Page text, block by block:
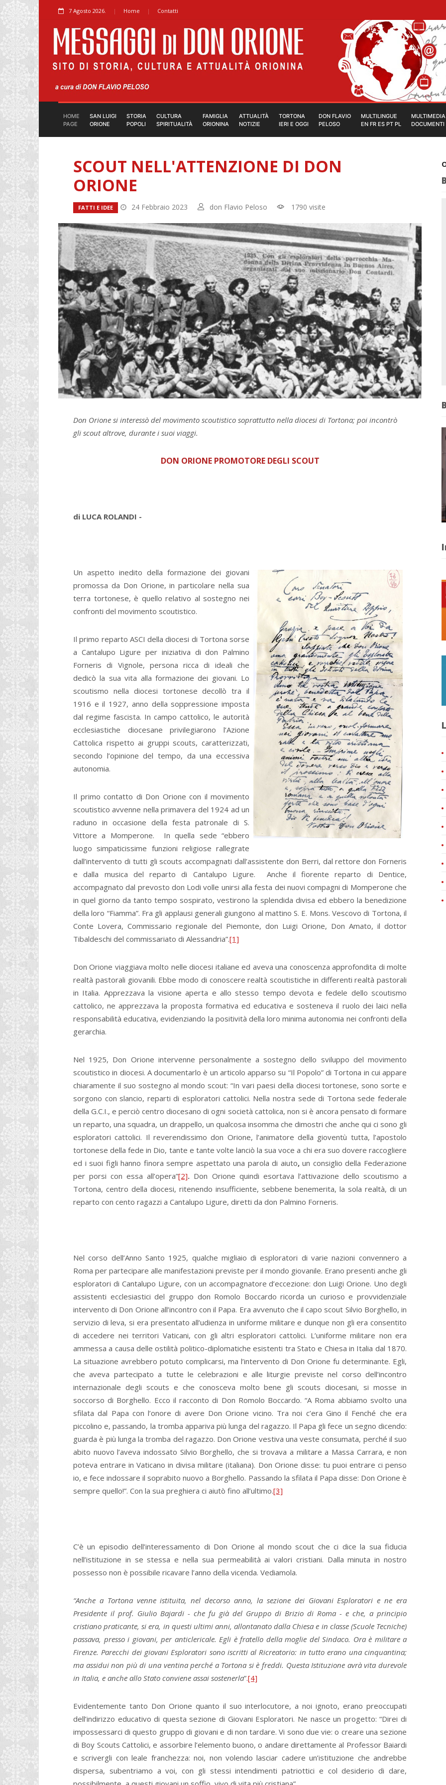
7 Agosto 2026. Home Contatti
HOME
PAGE
SAN LUIGI
ORIONE
STORIA
POPOLI
CULTURA
SPIRITUALITÀ
FAMIGLIA
ORIONINA
ATTUALITÀ
NOTIZIE
TORTONA
IERI E OGGI
DON FLAVIO
PELOSO
MULTILINGUE
EN FR ES PT PL
MULTIMEDIA
DOCUMENTI
SCOUT NELL'ATTENZIONE DI DON
ORIONE
FATTI E IDEE 24 Febbraio 2023 don Flavio Peloso 1790 visite
Don Orione si interessò del movimento scoutistico soprattutto nella diocesi di Tortona; poi incontrò
gli scout altrove, durante i suoi viaggi.
DON ORIONE PROMOTORE DEGLI SCOUT
di LUCA ROLANDI -
Un aspetto inedito della formazione dei giovani
promossa da Don Orione, in particolare nella sua
terra tortonese, è quello relativo al sostegno nei
confronti del movimento scoutistico.
Il primo reparto ASCI della diocesi di Tortona sorse
a Cantalupo Ligure per iniziativa di don Palmino
Forneris di Vignole, persona ricca di ideali che
dedicò la sua vita alla formazione dei giovani. Lo
scoutismo nella diocesi tortonese decollò tra il
1916 e il 1927, anno della soppressione imposta
dal regime fascista. In campo cattolico, le autorità
ecclesiastiche diocesane privilegiarono l’Azione
Cattolica rispetto ai gruppi scouts, caratterizzati,
secondo l’opinione del tempo, da una eccessiva
autonomia.
Il primo contatto di Don Orione con il movimento
scoutistico avvenne nella primavera del 1924 ad un
raduno in occasione della festa patronale di S.
Vittore a Momperone. In quella sede “ebbero
luogo simpaticissime funzioni religiose rallegrate
dall’intervento di tutti gli scouts accompagnati dall’assistente don Berri, dal rettore don Forneris
e dalla musica del reparto di Cantalupo Ligure. Anche il fiorente reparto di Dentice,
accompagnato dal prevosto don Lodi volle unirsi alla festa dei nuovi compagni di Momperone che
in quel giorno da tanto tempo sospirato, vestirono la splendida divisa ed ebbero la benedizione
della loro “Fiamma”. Fra gli applausi generali giungono al mattino S. E. Mons. Vescovo di Tortona, il
Conte Lovera, Commissario regionale del Piemonte, don Luigi Orione, Don Amato, il dottor
Tibaldeschi del commissariato di Alessandria”.[1]
Don Orione viaggiava molto nelle diocesi italiane ed aveva una conoscenza approfondita di molte
realtà pastorali giovanili. Ebbe modo di conoscere realtà scoutistiche in differenti realtà pastorali
in Italia. Apprezzava la visione aperta e allo stesso tempo devota e fedele dello scoutismo
cattolico, ne apprezzava la proposta formativa ed educativa e sosteneva il ruolo dei laici nella
responsabilità educativa, evidenziando la positività della loro minima autonomia nei confronti della
gerarchia.
Nel 1925, Don Orione intervenne personalmente a sostegno dello sviluppo del movimento
scoutistico in diocesi. A documentarlo è un articolo apparso su “Il Popolo” di Tortona in cui appare
chiaramente il suo sostegno al mondo scout: “In vari paesi della diocesi tortonese, sono sorte e
sorgono con slancio, reparti di esploratori cattolici. Nella nostra sede di Tortona sede federale
della G.C.I., e perciò centro diocesano di ogni società cattolica, non si è ancora pensato di formare
un reparto, una squadra, un drappello, un qualcosa insomma che dimostri che anche qui ci sono gli
esploratori cattolici. Il reverendissimo don Orione, l’animatore della gioventù tutta, l’apostolo
tortonese della fede in Dio, tante e tante volte lanciò la sua voce a chi era suo dovere raccogliere
ed i suoi figli hanno finora sempre aspettato una parola di aiuto,un consiglio della Federazione
per porsi con essa all’opera”[2]. Don Orione quindi esortava l’attivazione dello scoutismo a
Tortona, centro della diocesi, ritenendo insufficiente, sebbene benemerita, la sola realtà, di un
reparto con cento ragazzi a Cantalupo Ligure, diretti da don Palmino Forneris.
Nel corso dell’Anno Santo 1925, qualche migliaio di esploratori di varie nazioni convennero a
Roma per partecipare alle manifestazioni previste per il mondo giovanile. Erano presenti anche gli
esploratori di Cantalupo Ligure, con un accompagnatore d’eccezione: don Luigi Orione. Uno degli
assistenti ecclesiastici del gruppo don Romolo Boccardo ricorda un curioso e provvidenziale
intervento di Don Orione all’incontro con il Papa. Era avvenuto che il capo scout Silvio Borghello, in
servizio di leva, si era presentato all’udienza in uniforme militare e dunque non gli era consentito
di accedere nei territori Vaticani, con gli altri esploratori cattolici. L’uniforme militare non era
ammessa a causa delle ostilità politico-diplomatiche esistenti tra Stato e Chiesa in Italia dal 1870.
La situazione avrebbero potuto complicarsi, ma l’intervento di Don Orione fu determinante. Egli,
che aveva partecipato a tutte le celebrazioni e alle liturgie previste nel corso dell’incontro
internazionale degli scouts e che conosceva molto bene gli scouts diocesani, si mosse in
soccorso di Borghello. Ecco il racconto di Don Romolo Boccardo. “A Roma abbiamo svolto una
sfilata dal Papa con l’onore di avere Don Orione vicino. Tra noi c’era Gino il Fenché che era
piccolino e, passando, la tromba appariva più lunga del ragazzo. Il Papa gli fece un segno dicendo:
guarda è più lunga la tromba del ragazzo. Don Orione vestiva una veste consumata, perché il suo
abito nuovo l’aveva indossato Silvio Borghello, che si trovava a militare a Massa Carrara, e non
poteva entrare in Vaticano in divisa militare (italiana). Don Orione disse: tu puoi entrare ci penso
io, e fece indossare il soprabito nuovo a Borghello. Passando la sfilata il Papa disse: Don Orione è
sempre quello!”. Con la sua preghiera ci aiutò fino all’ultimo.[3]
C’è un episodio dell’interessamento di Don Orione al mondo scout che ci dice la sua fiducia
nell’istituzione in se stessa e nella sua permeabilità ai valori cristiani. Dalla minuta in nostro
possesso non è possibile ricavare l’anno della vicenda. Vediamola.
“Anche a Tortona venne istituita, nel decorso anno, la sezione dei Giovani Esploratori e ne era
Presidente il prof. Giulio Bajardi - che fu già del Gruppo di Brizio di Roma - e che, a principio
cristiano praticante, si era, in questi ultimi anni, allontanato dalla Chiesa e in classe (Scuole Tecniche)
passava, presso i giovani, per anticlericale. Egli è fratello della moglie del Sindaco. Ora è militare a
Firenze. Parecchi dei giovani Esploratori sono iscritti al Ricreatorio: in tutto erano una cinquantina;
ma assidui non più di una ventina perché a Tortona si è freddi. Questa Istituzione avrà vita durevole
in Italia, e anche allo Stato conviene assai sostenerla”.[4]
Evidentemente tanto Don Orione quanto il suo interlocutore, a noi ignoto, erano preoccupati
dell’indirizzo educativo di questa sezione di Giovani Esploratori. Ne nasce un progetto: “Direi di
impossessarci di questo gruppo di giovani e di non tardare. Vi sono due vie: o creare una sezione
di Boy Scouts Cattolici, e assorbire l’elemento buono, o andare direttamente al Professor Baiardi
e scrivergli con leale franchezza: noi, non volendo lasciar cadere un’istituzione che andrebbe
dispersa, subentriamo a voi, con gli stessi intendimenti patriottici e col desiderio di dare,